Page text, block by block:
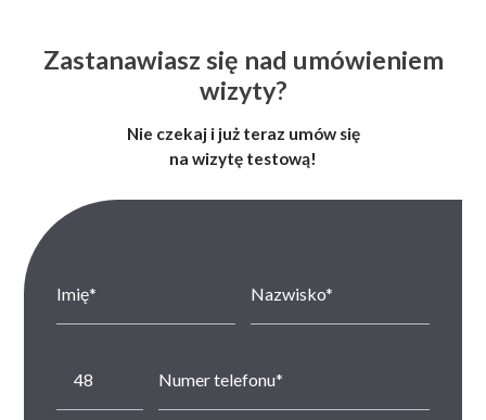
Zastanawiasz się nad umówieniem
wizyty?
Nie czekaj i już teraz umów się
na wizytę testową!